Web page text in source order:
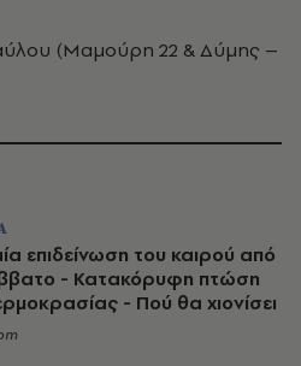
(Μαμούρη 22 & Δύμης –
επιδείνωση του καιρού από
- Κατακόρυφη πτώση
- Πού θα χιονίσει